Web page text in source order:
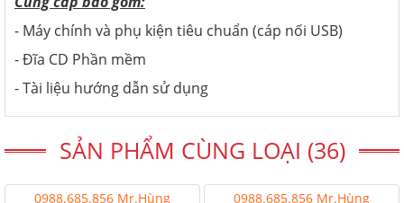
- Máy chính và phụ kiện tiêu chuẩn (cáp nối USB)
- Đĩa CD Phần mềm
- Tài liệu hướng dẫn sử dụng
SẢN PHẨM CÙNG LOẠI (36)
0988.685.856 Mr.Hùng 0988.685.856 Mr.Hùng